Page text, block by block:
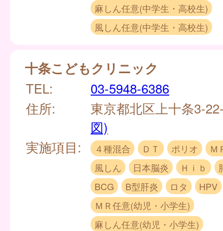
麻しん任意(中学生・高校生)
風しん任意(中学生・高校生)
十条こどもクリニック
TEL:
03-5948-6386
住所:
東京都北区上十条3-
図)
実施項目:
４種混合 ＤＴ ポリオ
Ｍ
風しん
日本脳炎 Ｈｉｂ
BCG
B型肝炎 ロタ
HPV
ＭＲ任意(幼児・小学生)
麻しん任意(幼児・小学生)